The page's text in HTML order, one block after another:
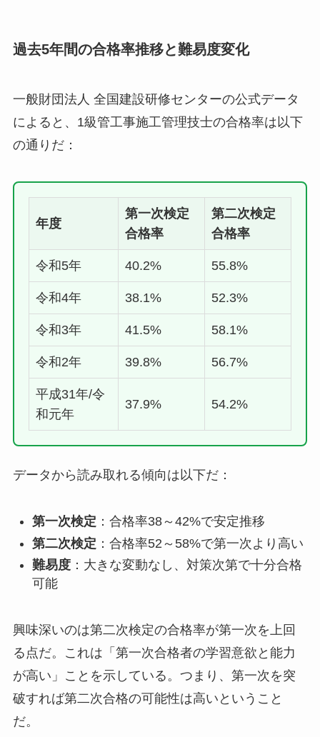
過去5年間の合格率推移と難易度変化
一般財団法人 全国建設研修センターの公式データ
によると、1級管工事施工管理技士の合格率は以下
の通りだ：
年度
第一次検定
合格率
第二次検定
合格率
令和5年 40.2% 55.8%
令和4年 38.1% 52.3%
令和3年 41.5% 58.1%
令和2年 39.8% 56.7%
平成31年/令
和元年
37.9% 54.2%
データから読み取れる傾向は以下だ：
第一次検定 ：合格率38～42%で安定推移
第二次検定 ：合格率52～58%で第一次より高い
難易度：大きな変動なし、対策次第で十分合格
可能
興味深いのは第二次検定の合格率が第一次を上回
る点だ。これは「第一次合格者の学習意欲と能力
が高い」ことを示している。つまり、第一次を突
破すれば第二次合格の可能性は高いということ
だ。